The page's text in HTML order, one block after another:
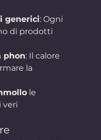
generici: Ogni
di prodotti
phon: Il calore
la
le
veri